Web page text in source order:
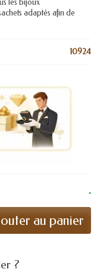
les bijoux
adaptés afin de
10924
.
au panier
?